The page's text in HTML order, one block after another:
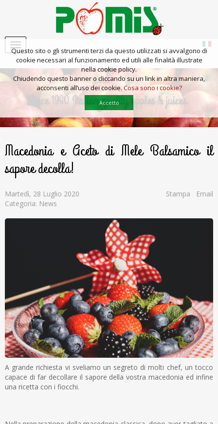
Since 1980 Italian quality apples & juices.
Macedonia e Aceto di Mele Balsamico il
sapore decolla!
Stampa Email
Martedì, 28 Luglio 2020
Categoria: News
A grande richiesta vi sveliamo un segreto di molti chef, un tocco
capace di far decollare il sapore della vostra macedonia ed infine
una ricetta con i fiocchi.
Questo sito o gli strumenti terzi da questo utilizzati si avvalgono di
cookie necessari al funzionamento ed utili alle finalità illustrate
nella cookie policy.
Chiudendo questo banner o cliccando su un link in altra maniera,
acconsenti all’uso dei cookie. Cosa sono i cookie?
Accetto